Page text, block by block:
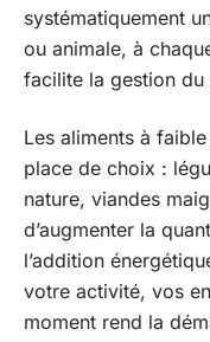
systématiquement
ou animale, à
facilite la gestion du
Les aliments à
place de choix :
nature, viandes
d’augmenter la
l’addition
votre activité, vos
moment rend la